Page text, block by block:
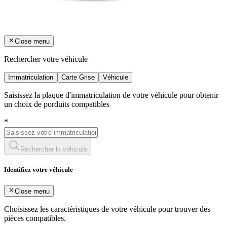
Close menu
Rechercher votre véhicule
Immatriculation Carte Grise Véhicule
Saisissez la plaque d'immatriculation de votre véhicule pour obtenir
un choix de porduits compatibles
*
Rechercher le véhicule
Identifiez votre véhicule
Close menu
Choisissez les caractéristiques de votre véhicule pour trouver des
pièces compatibles.